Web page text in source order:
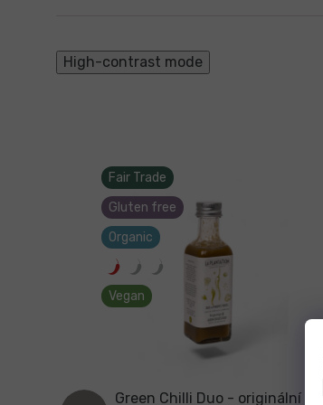
High-contrast mode
Fair Trade
Gluten free
Organic
Vegan
Green Chilli Duo - originální